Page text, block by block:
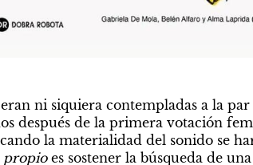
ni siquiera contempladas a la
después de la primera votación
la materialidad del sonido se
propio es sostener la búsqueda de